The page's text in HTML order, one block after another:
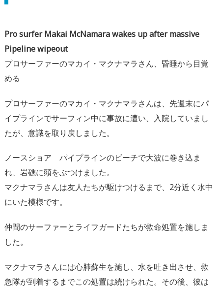
Pro surfer Makai McNamara wakes up after massive
Pipeline wipeout
プロサーファーのマカイ・マクナマラさん、昏睡から目覚
める
プロサーファーのマカイ・マクナマラさんは、 先週末にパ
イプラインでサーフィン中に事故に遭い、 入院していまし
たが、意識を取り戻しました。
ノースショア パイプラインのビーチで大波に巻き込ま
れ、 岩礁に頭をぶつけました。
マクナマラさんは友人たちが駆けつけるまで、 2分近く水中
にいた模様です。
仲間のサーファーとライフガードたちが救命処置を施しま
した。
マクナマラさんには心肺蘇生を施し、水を吐き出させ、 救
急隊が到着するまでこの処置は続けられた。その後、 彼は